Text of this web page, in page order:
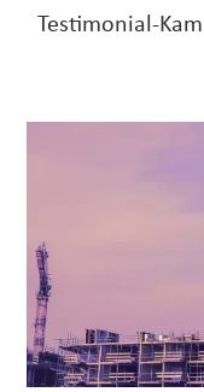
Testimonial-